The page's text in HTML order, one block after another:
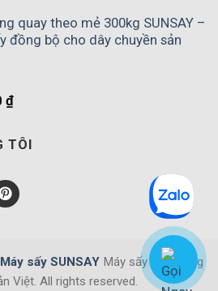
quay theo mẻ 300kg SUNSAY –
đồng bộ cho dây chuyền sản
₫
TÔI
Máy sấy SUNSAYMáy sấy Việt, nâng
Việt. All rights reserved.